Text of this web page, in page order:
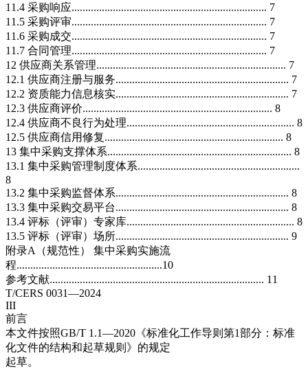
11.4 采购响应....................................................................... 7
11.5 采购评审....................................................................... 7
11.6 采购成交....................................................................... 7
11.7 合同管理....................................................................... 7
12 供应商关系管理..................................................................... 7
12.1 供应商注册与服务............................................................... 7
12.2 资质能力信息核实............................................................... 7
12.3 供应商评价..................................................................... 8
12.4 供应商不良行为处理............................................................. 8
12.5 供应商信用修复................................................................. 8
13 集中采购支撑体系................................................................... 8
13.1 集中采购管理制度体系...........................................................
8
13.2 集中采购监督体系............................................................... 8
13.3 集中采购交易平台............................................................... 8
13.4 评标（评审）专家库............................................................. 8
13.5 评标（评审）场所............................................................... 9
附录A（规范性） 集中采购实施流
程.....................................................10
参考文献.............................................................................. 11
T/CERS 0031—2024
III
前言
本文件按照GB/T 1.1—2020《标准化工作导则第1部分：标准
化文件的结构和起草规则》的规定
起草。